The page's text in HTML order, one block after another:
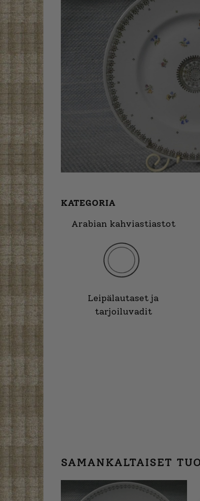
KATEGORIA
Arabian kahviastiastot
Leipälautaset ja
tarjoiluvadit
SAMANKALTAISET